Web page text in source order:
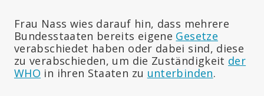
Frau Nass wies darauf hin, dass mehrere
Bundesstaaten bereits eigene Gesetze
verabschiedet haben oder dabei sind, diese
zu verabschieden, um die Zuständigkeit der
WHO in ihren Staaten zu unterbinden.